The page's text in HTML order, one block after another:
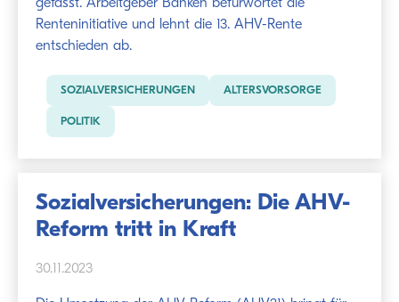
gefasst. Arbeitgeber Banken befürwortet die
Renteninitiative und lehnt die 13. AHV-Rente
entschieden ab.
SOZIALVERSICHERUNGEN ALTERSVORSORGE
POLITIK
Sozialversicherungen: Die AHV-
Reform tritt in Kraft
30.11.2023